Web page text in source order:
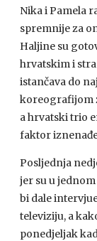
Nika i Pamela
spremnije za
Haljine su
hrvatskim i
istančava do
koreografijom
a hrvatski trio
faktor
Posljednja
jer su u
bi dale
televiziju, a
ponedjeljak